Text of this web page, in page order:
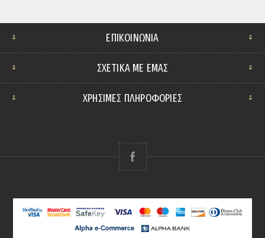
ΕΠΙΚΟΙΝΩΝΊΑ
ΣΧΕΤΙΚΆ ΜΕ ΕΜΆΣ
ΧΡΗΣΙΜΕΣ ΠΛΗΡΟΦΟΡΙΕΣ